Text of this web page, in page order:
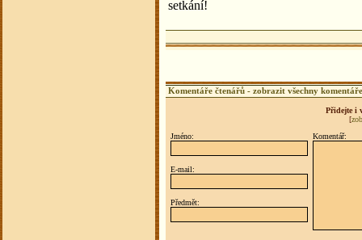
setkání!
Komentáře čtenářů - zobrazit všechny komentáře
Přidejte i
[
Jméno:
E-mail:
Předmět:
Komentář: